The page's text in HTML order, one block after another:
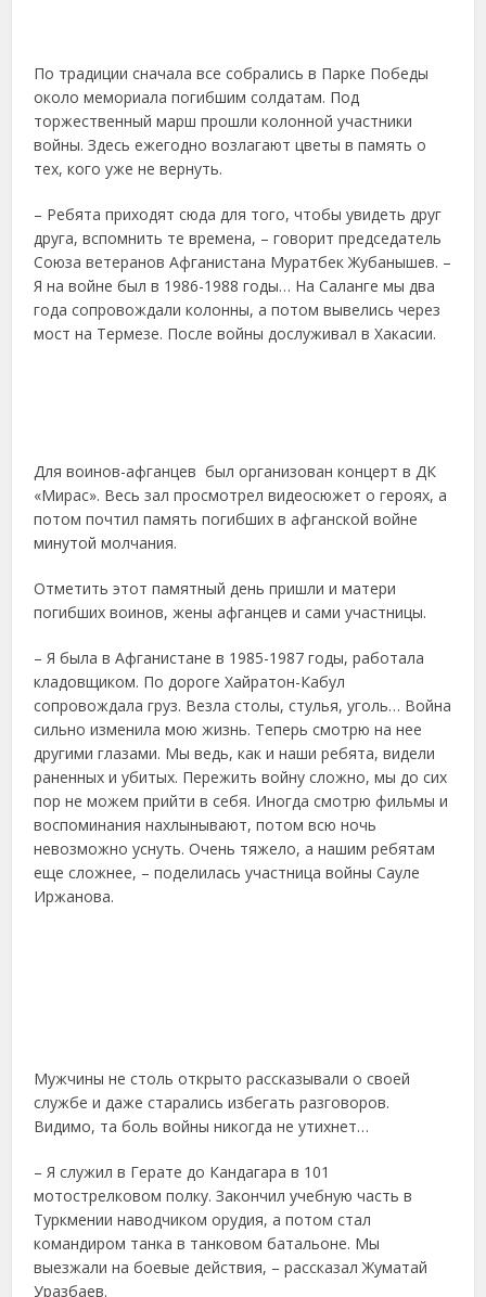
По традиции сначала все собрались в Парке Победы
около мемориала погибшим солдатам. Под
торжественный марш прошли колонной участники
войны. Здесь ежегодно возлагают цветы в память о
тех, кого уже не вернуть.
– Ребята приходят сюда для того, чтобы увидеть друг
друга, вспомнить те времена, – говорит председатель
Союза ветеранов Афганистана Муратбек Жубанышев. –
Я на войне был в 1986-1988 годы… На Саланге мы два
года сопровождали колонны, а потом вывелись через
мост на Термезе. После войны дослуживал в Хакасии.
Для воинов-афганцев был организован концерт в ДК
«Мирас». Весь зал просмотрел видеосюжет о героях, а
потом почтил память погибших в афганской войне
минутой молчания.
Отметить этот памятный день пришли и матери
погибших воинов, жены афганцев и сами участницы.
– Я была в Афганистане в 1985-1987 годы, работала
кладовщиком. По дороге Хайратон-Кабул
сопровождала груз. Везла столы, стулья, уголь… Война
сильно изменила мою жизнь. Теперь смотрю на нее
другими глазами. Мы ведь, как и наши ребята, видели
раненных и убитых. Пережить войну сложно, мы до сих
пор не можем прийти в себя. Иногда смотрю фильмы и
воспоминания нахлынывают, потом всю ночь
невозможно уснуть. Очень тяжело, а нашим ребятам
еще сложнее, – поделилась участница войны Сауле
Иржанова.
Мужчины не столь открыто рассказывали о своей
службе и даже старались избегать разговоров.
Видимо, та боль войны никогда не утихнет…
– Я служил в Герате до Кандагара в 101
мотострелковом полку. Закончил учебную часть в
Туркмении наводчиком орудия, а потом стал
командиром танка в танковом батальоне. Мы
выезжали на боевые действия, – рассказал Жуматай
Уразбаев.